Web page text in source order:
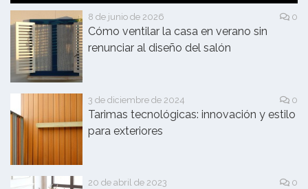
8 de junio de 2026 0
Cómo ventilar la casa en verano sin
renunciar al diseño del salón
3 de diciembre de 2024 0
Tarimas tecnológicas: innovación y estilo
para exteriores
20 de abril de 2023 0